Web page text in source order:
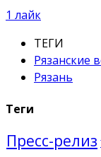
1 лайк
ТЕГИ
Рязанские
Рязань
Теги
Пресс-релиз